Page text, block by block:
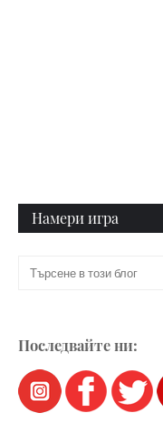
Намери игра
Последвайте ни: